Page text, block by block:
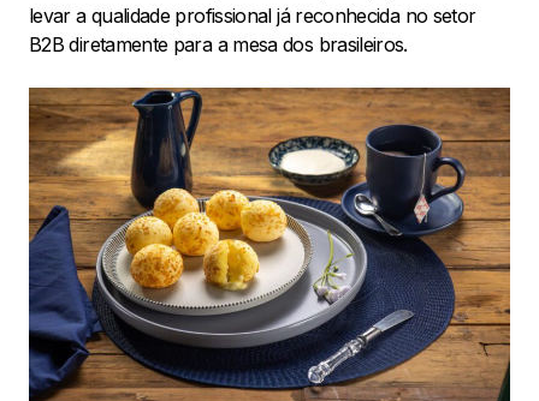
levar a qualidade profissional já reconhecida no setor
B2B diretamente para a mesa dos brasileiros.